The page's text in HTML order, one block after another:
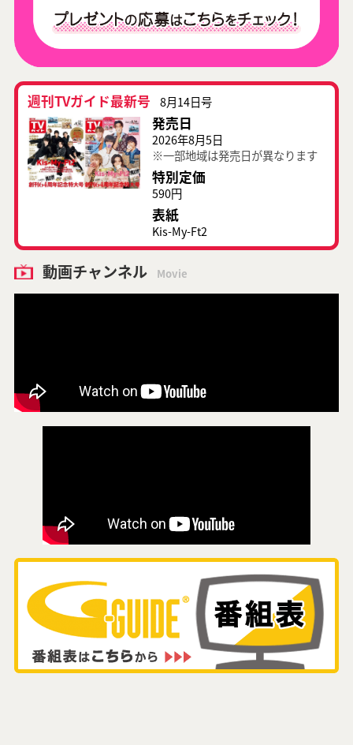
週刊TVガイド最新号 8月14日号
発売日
2026年8月5日
※一部地域は発売日が異なります
特別定価
590円
表紙
Kis-My-Ft2
動画チャンネル Movie